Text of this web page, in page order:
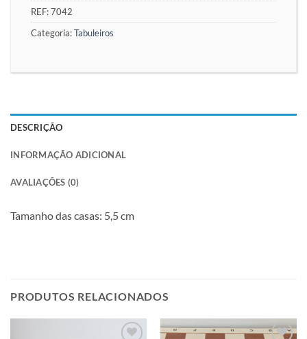
REF:7042
Categoria:Tabuleiros
DESCRIÇÃO
INFORMAÇÃO ADICIONAL
AVALIAÇÕES (0)
Tamanho das casas: 5,5 cm
PRODUTOS RELACIONADOS